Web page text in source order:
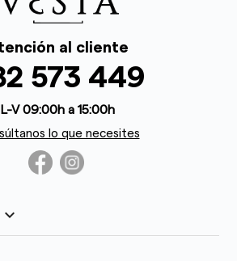
al cliente
573 449
L-V 09:00h a 15:00h
lo que necesites
keyboard_arrow_down